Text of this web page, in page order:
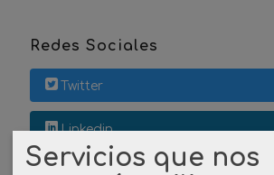
Redes Sociales
Twitter
Linkedin
Instagram
Servicios que nos